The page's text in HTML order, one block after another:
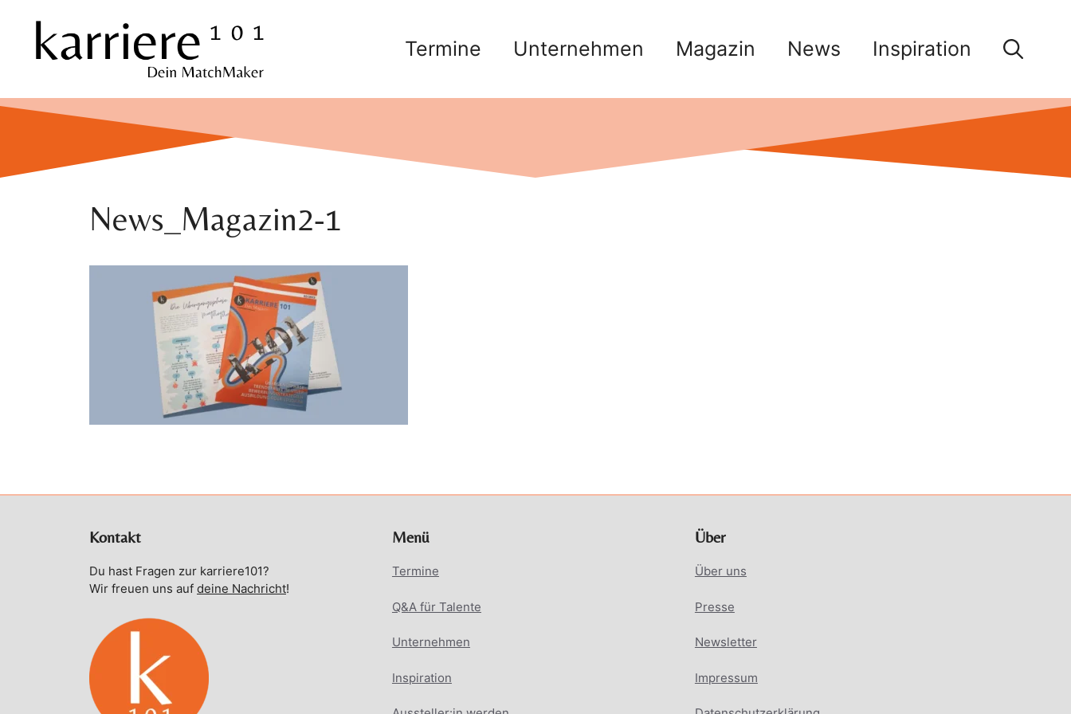
springen
Termine Unternehmen Magazin News Inspiration
News_Magazin2-1
Kontakt
Du hast Fragen zur karriere101?
Wir freuen uns auf deine Nachricht!
Menü
Termine
Q&A für Talente
Unternehmen
Inspiration
Über
Über uns
Presse
Newsletter
Impressum